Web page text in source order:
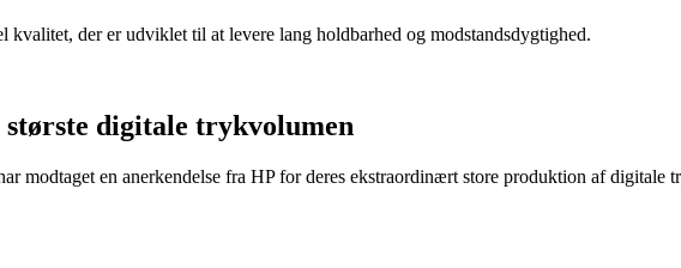
der er udviklet til at levere lang holdbarhed og modstandsdygtighed.
digitale trykvolumen
modtaget en anerkendelse fra HP for deres ekstraordinært store produktion af digitale